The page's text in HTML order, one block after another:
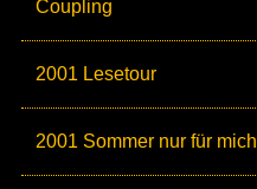
Coupling
2001 Lesetour
2001 Sommer nur für mich